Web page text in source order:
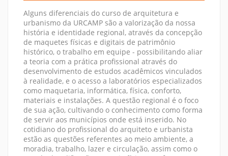
Alguns diferenciais do curso de arquitetura e
urbanismo da URCAMP são a valorização da nossa
história e identidade regional, através da concepção
de maquetes físicas e digitais de patrimônio
histórico, o trabalho em equipe - possibilitando aliar
a teoria com a prática profissional através do
desenvolvimento de estudos acadêmicos vinculados
à realidade, e o acesso a laboratórios especializados
como maquetaria, informática, física, conforto,
materiais e instalações. A questão regional é o foco
de sua ação, cultivando o conhecimento como forma
de servir aos municípios onde está inserido. No
cotidiano do profissional do arquiteto e urbanista
estão as questões referentes ao meio ambiente, a
moradia, trabalho, lazer e circulação, assim como o